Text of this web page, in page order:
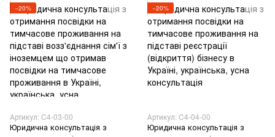
тимчасове проживання
України
−20%
Артикул: C4-03-00
Юридична консультація з
−20%
Артикул: C4-04-00
Юридична консультація з